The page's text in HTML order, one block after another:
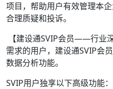
项目，帮助用户有效管理本
合理质疑和投诉。
【建设通SVIP会员——行业
需求的用户，建设通SVIP会
数据分析功能。
SVIP用户独享以下高级功能